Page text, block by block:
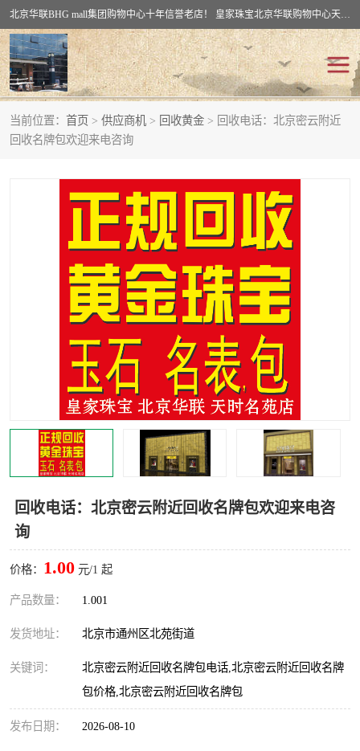
北京华联BHG mall集团购物中心十年信誉老店！ 皇家珠宝北京华联购物中心天时名苑店竭诚欢迎您。 北京市通州区（八通线）通州北苑地铁华联购物中心一层皇家珠宝 北京皇家珠宝通州黄金回收黄金首饰加工店（八通线: 通州北苑地铁华联店）：通州区通州北苑地铁华联购物中心一层皇家珠宝。
当前位置： 首页 > 供应商机 > 回收黄金 > 回收电话：北京密云附近
回收名牌包欢迎来电咨询
回收电话：北京密云附近回收名牌包欢迎来电咨
询
价格： 1.00 元/1 起
产品数量： 1.001
发货地址： 北京市通州区北苑街道
关键词：
北京密云附近回收名牌包电话,北京密云附近回收名牌
包价格,北京密云附近回收名牌包
发布日期： 2026-08-10
回收黄金
回收钯金 回收钻石
回收翡翠玉石